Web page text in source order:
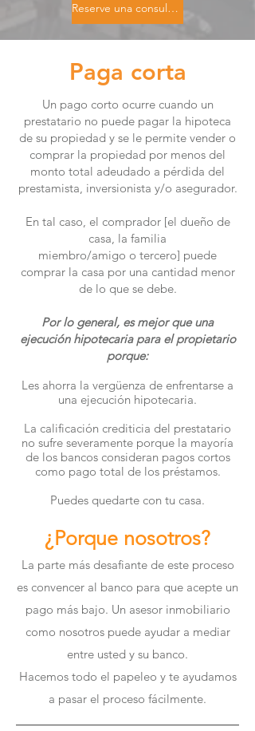
Reserve una consulta gratuita
Paga corta
Un pago corto ocurre cuando un
prestatario no puede pagar la hipoteca
de su propiedad y se le permite vender o
comprar la propiedad por menos del
monto total adeudado a pérdida del
prestamista, inversionista y/o asegurador.
En tal caso, el comprador [el dueño de
casa, la familia
miembro/amigo o tercero] puede
comprar la casa por una cantidad menor
de lo que se debe.
Por lo general, es mejor que una
ejecución hipotecaria para el propietario
porque:
Les ahorra la vergüenza de enfrentarse a
una ejecución hipotecaria.
La calificación crediticia del prestatario
no sufre severamente porque la mayoría
de los bancos consideran pagos cortos
como pago total de los préstamos.
Puedes quedarte con tu casa.
¿Porque nosotros?
La parte más desafiante de este proceso
es convencer al banco para que acepte un
pago más bajo. Un asesor inmobiliario
como nosotros puede ayudar a mediar
entre usted y su banco.
Hacemos todo el papeleo y te ayudamos
a pasar el proceso fácilmente.